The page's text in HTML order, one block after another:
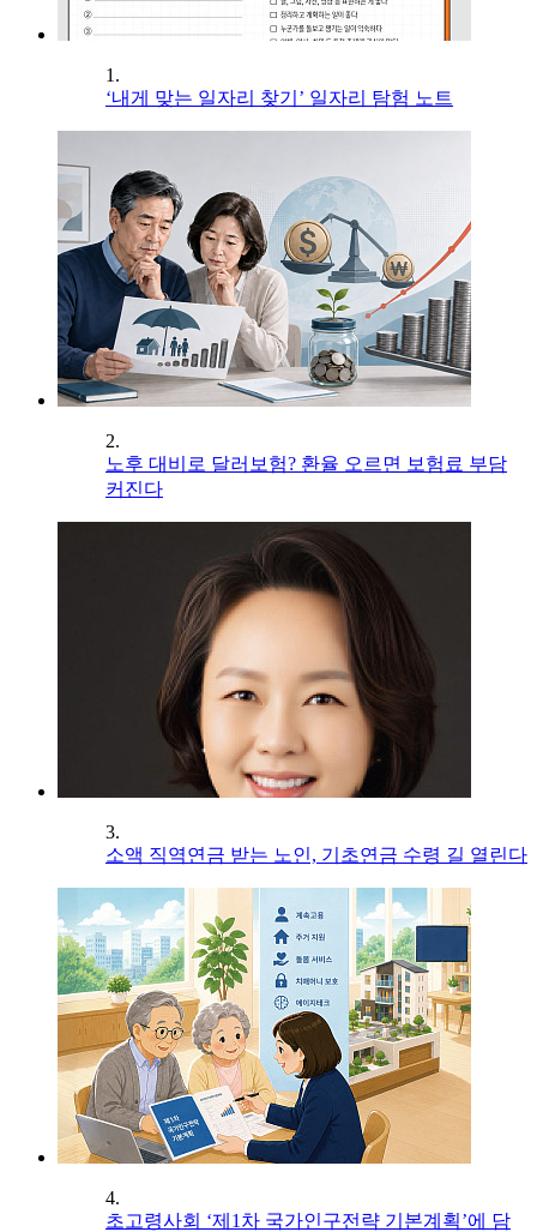
1.
‘내게 맞는 일자리 찾기’ 일자리 탐험 노트
2.
노후 대비로 달러보험? 환율 오르면 보험료 부담
커진다
3.
소액 직역연금 받는 노인, 기초연금 수령 길 열린다
4.
초고령사회 ‘제1차 국가인구전략 기본계획’에 담